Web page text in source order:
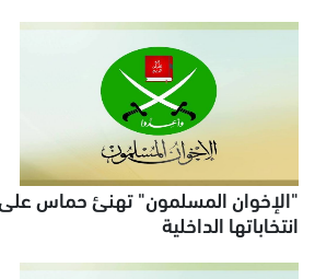
"الإخوان المسلمون" تهنئ حماس
انتخاباتها الداخلية